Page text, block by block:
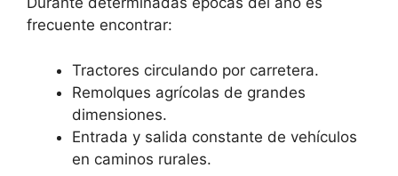
frecuente encontrar:
Tractores circulando por carretera.
Remolques agrícolas de grandes
dimensiones.
Entrada y salida constante de vehículos
en caminos rurales.